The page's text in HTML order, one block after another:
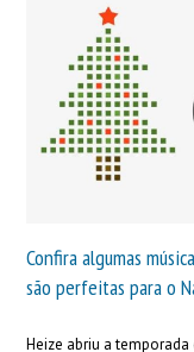
Confira algumas
são perfeitas para o
Heize abriu a temporada